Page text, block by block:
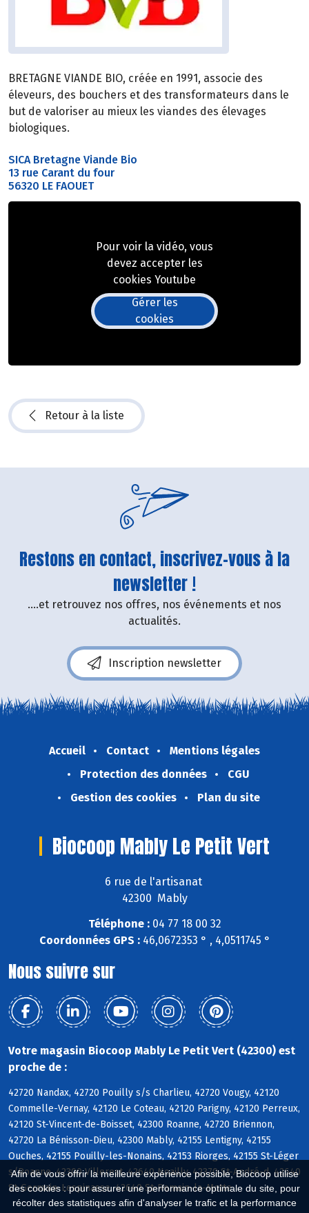
Afin de vous offrir la meilleure expérience possible, Biocoop utilise
des cookies : pour assurer une performance optimale du site, pour
récolter des statistiques afin d'analyser le trafic et la performance
BRETAGNE VIANDE BIO, créée en 1991, associe des
éleveurs, des bouchers et des transformateurs dans le
but de valoriser au mieux les viandes des élevages
biologiques.
SICA Bretagne Viande Bio
13 rue Carant du four
56320 LE FAOUET
Pour voir la vidéo, vous
devez accepter les
cookies Youtube
Gérer les
cookies
Retour à la liste
Restons en contact, inscrivez-vous à la
newsletter !
....et retrouvez nos offres, nos événements et nos
actualités.
Inscription newsletter
Accueil Contact
Mentions légales
Protection des données
CGU
Gestion des cookies
Plan du site
Biocoop Mably Le Petit Vert
6 rue de l'artisanat
42300 Mably
Téléphone :04 77 18 00 32
Coordonnées GPS :46,0672353 ° , 4,0511745 °
Nous suivre sur
Votre magasin Biocoop Mably Le Petit Vert (42300) est
proche de :
42720 Nandax, 42720 Pouilly s/s Charlieu, 42720 Vougy, 42120
Commelle-Vernay, 42120 Le Coteau, 42120 Parigny, 42120 Perreux,
42120 St-Vincent-de-Boisset, 42300 Roanne, 42720 Briennon,
42720 La Bénisson-Dieu, 42300 Mably, 42155 Lentigny, 42155
Ouches, 42155 Pouilly-les-Nonains, 42153 Riorges, 42155 St-Léger
s/Roanne, 42300 Villerest, 42640 Noailly, 42370 St-André-d, 42640
St-Germain-Lespinasse, 42640 St-Romain-la-Motte